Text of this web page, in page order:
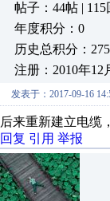
帖子：44帖 | 115
年度积分：0
历史总积分：275
注册：2010年12
发表于：2017-09-16
后来重新建立电缆
回复 引用 举报